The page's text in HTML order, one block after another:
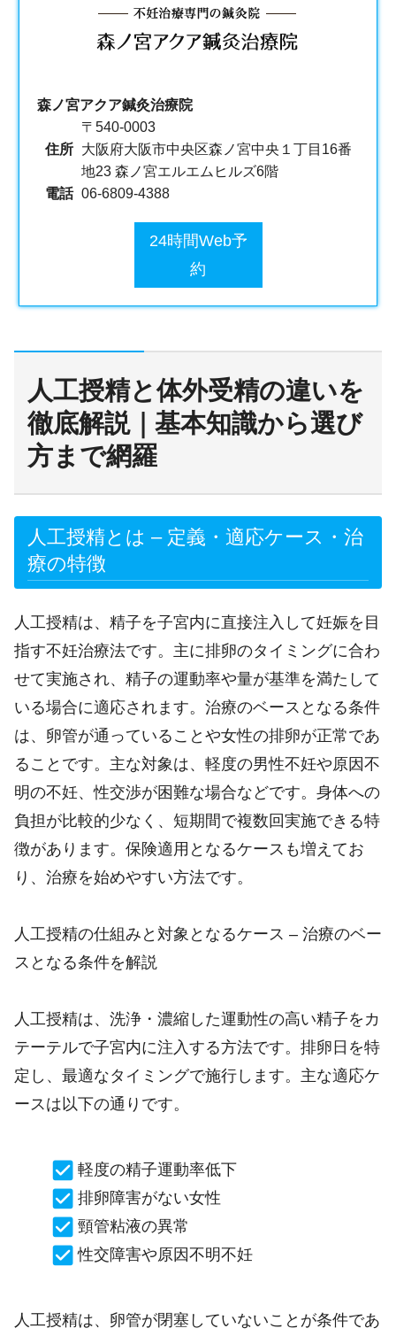
森ノ宮アクア鍼灸治療院
住所
〒540-0003
大阪府大阪市中央区森ノ宮中央１丁目16番
地23 森ノ宮エルエムヒルズ6階
電話 06-6809-4388
24時間Web予
約
人工授精と体外受精の違いを
徹底解説｜基本知識から選び
方まで網羅
人工授精とは – 定義・適応ケース・治
療の特徴
人工授精は、精子を子宮内に直接注入して妊娠を目
指す不妊治療法です。主に排卵のタイミングに合わ
せて実施され、精子の運動率や量が基準を満たして
いる場合に適応されます。治療のベースとなる条件
は、卵管が通っていることや女性の排卵が正常であ
ることです。主な対象は、軽度の男性不妊や原因不
明の不妊、性交渉が困難な場合などです。身体への
負担が比較的少なく、短期間で複数回実施できる特
徴があります。保険適用となるケースも増えてお
り、治療を始めやすい方法です。
人工授精の仕組みと対象となるケース – 治療のベー
スとなる条件を解説
人工授精は、洗浄・濃縮した運動性の高い精子をカ
テーテルで子宮内に注入する方法です。排卵日を特
定し、最適なタイミングで施行します。主な適応ケ
ースは以下の通りです。
軽度の精子運動率低下
排卵障害がない女性
頸管粘液の異常
性交障害や原因不明不妊
人工授精は、卵管が閉塞していないことが条件であ